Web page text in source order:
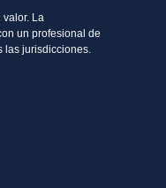
valor. La
un profesional de
las jurisdicciones.